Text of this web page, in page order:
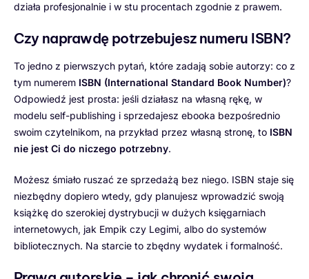
działa profesjonalnie i w stu procentach zgodnie z prawem.
Czy naprawdę potrzebujesz numeru ISBN?
To jedno z pierwszych pytań, które zadają sobie autorzy: co z
tym numerem ISBN (International Standard Book Number)?
Odpowiedź jest prosta: jeśli działasz na własną rękę, w
modelu self-publishing i sprzedajesz ebooka bezpośrednio
swoim czytelnikom, na przykład przez własną stronę, to ISBN
nie jest Ci do niczego potrzebny.
Możesz śmiało ruszać ze sprzedażą bez niego. ISBN staje się
niezbędny dopiero wtedy, gdy planujesz wprowadzić swoją
książkę do szerokiej dystrybucji w dużych księgarniach
internetowych, jak Empik czy Legimi, albo do systemów
bibliotecznych. Na starcie to zbędny wydatek i formalność.